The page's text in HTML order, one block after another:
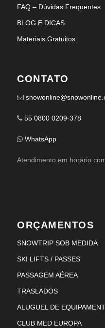
FAQ – Dúvidas Frequentes
BLOG E DICAS
Materiais Gratuitos
CONTATO
55 0800 0209-378
WhatsApp
Atendimento em horário
ORÇAMENTOS
SNOWTRIP SOB MEDIDA
SKI LIFTS / PASSES
PASSAGEM AÉREA
TRASLADOS
ALUGUEL DE
CLUB MED EUROPA